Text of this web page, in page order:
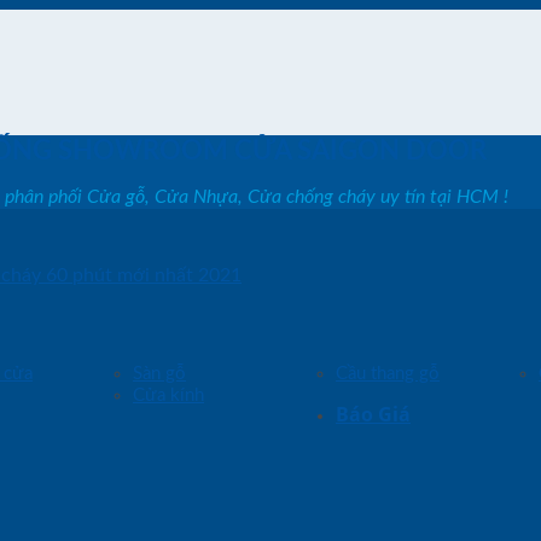
Sàn gỗ Cầu thang gỗ
Cửa kính
Báo Giá
phân phối Cửa gỗ, Cửa Nhựa, Cửa chống cháy uy tín tại HCM !
60 phút mới nhất 2021